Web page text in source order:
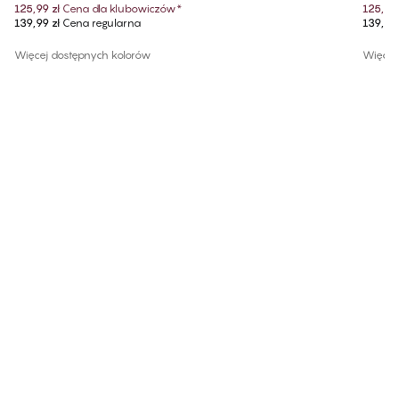
125,99 zł Cena dla klubowiczów*
139,99 złCena regularna
Więcej dostępnych kolorów
125,99
139,99